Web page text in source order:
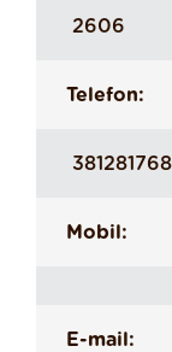
2606
Telefon:
381281768
Mobil:
E-mail: